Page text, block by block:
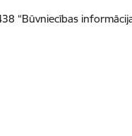
“Būvniecības